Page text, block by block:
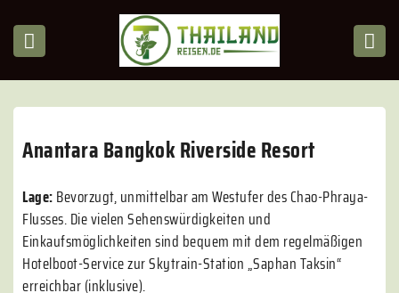
Anantara Bangkok Riverside Resort
Lage:Bevorzugt, unmittelbar am Westufer des Chao-Phraya-
Flusses. Die vielen Sehenswürdigkeiten und
Einkaufsmöglichkeiten sind bequem mit dem regelmäßigen
Hotelboot-Service zur Skytrain-Station „Saphan Taksin“
erreichbar (inklusive).